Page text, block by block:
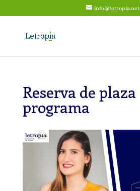
info@letropia.net
Reserva de plaza
programa